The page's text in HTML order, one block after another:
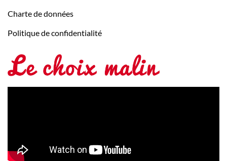
Charte de données
Politique de confidentialité